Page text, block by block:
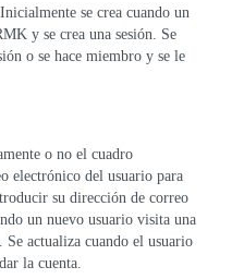
se crea cuando un
y se crea una sesión. Se
o se hace miembro y se le
o no el cuadro
electrónico del usuario para
su dirección de correo
un nuevo usuario visita una
Se actualiza cuando el usuario
la cuenta.